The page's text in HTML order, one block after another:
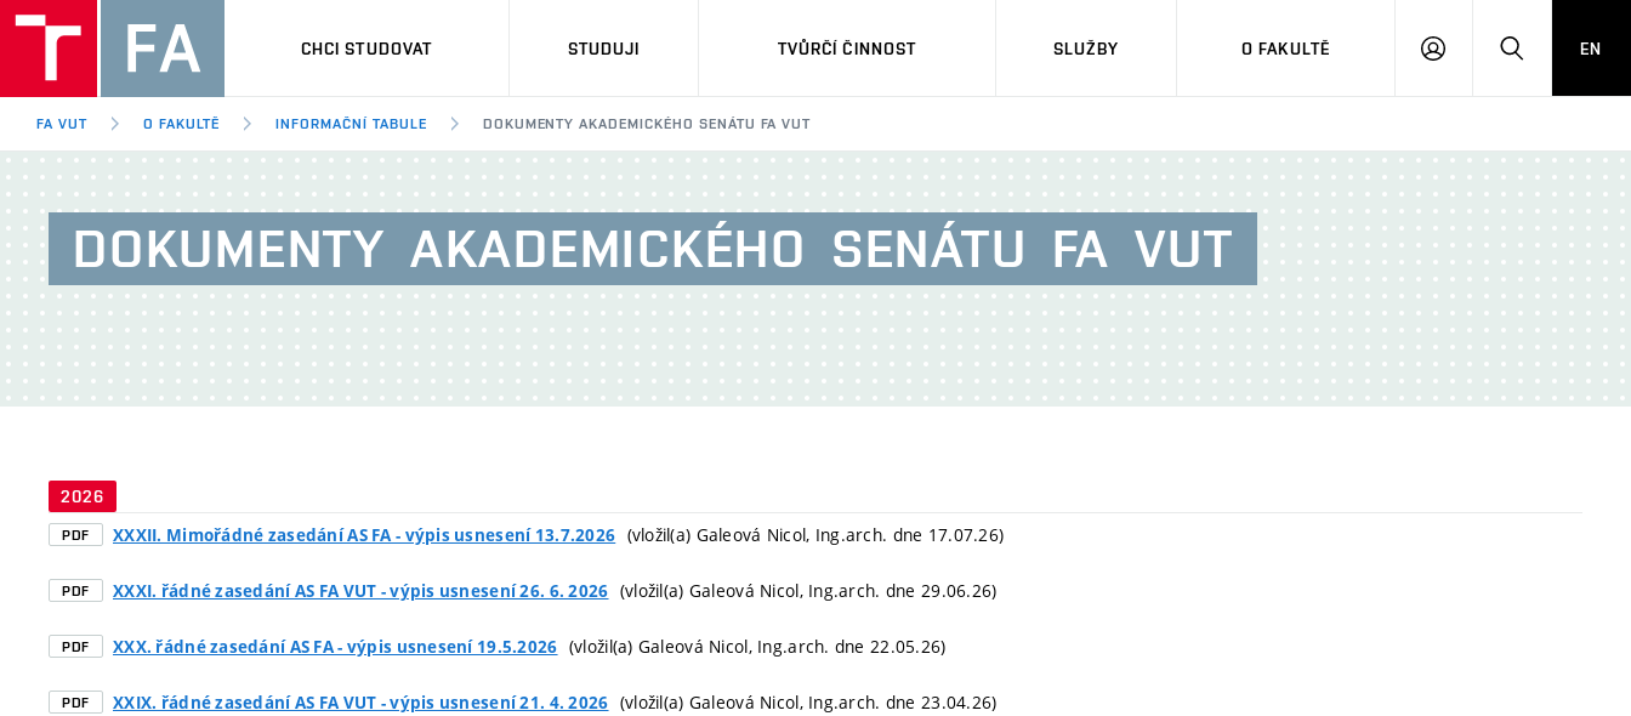
CHCI STUDOVAT STUDUJI TVŮRČÍ ČINNOST SLUŽBY O FAKULTĚ
PŘIHLÁSITHLEDAT
EN
FA VUT O FAKULTĚ INFORMAČNÍ TABULE DOKUMENTY AKADEMICKÉHO SENÁTU FA VUT
DOKUMENTY AKADEMICKÉHO SENÁTU FA VUT
2026
PDF XXXII. Mimořádné zasedání AS FA - výpis usnesení 13.7.2026 (vložil(a) Galeová Nicol, Ing.arch. dne 17.07.26)
PDF XXXI. řádné zasedání AS FA VUT - výpis usnesení 26. 6. 2026 (vložil(a) Galeová Nicol, Ing.arch. dne 29.06.26)
PDF XXX. řádné zasedání AS FA - výpis usnesení 19.5.2026 (vložil(a) Galeová Nicol, Ing.arch. dne 22.05.26)
PDF XXIX. řádné zasedání AS FA VUT - výpis usnesení 21. 4. 2026 (vložil(a) Galeová Nicol, Ing.arch. dne 23.04.26)